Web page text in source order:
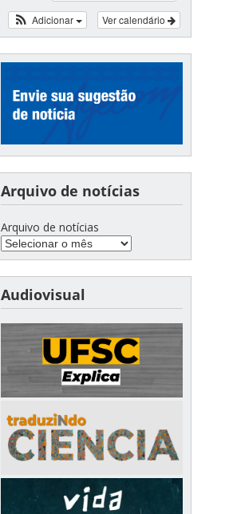
Ver calendário
Adicionar
Arquivo de notícias
Arquivo de notícias
Audiovisual